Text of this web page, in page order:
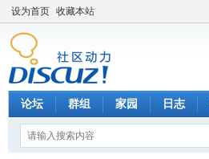
设为首页 收藏本站
论坛 群组 家园 日志